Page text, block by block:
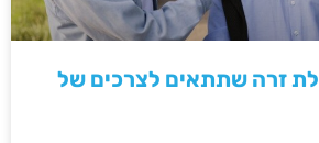
זרה שתתאים לצרכים של